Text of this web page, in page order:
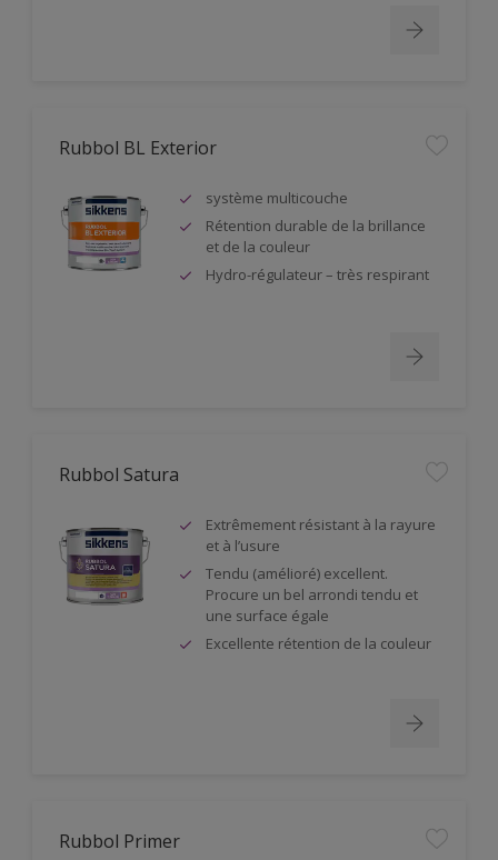
Rubbol BL Exterior
système multicouche
Rétention durable de la brillance
et de la couleur
Hydro-régulateur – très respirant
Rubbol Satura
Extrêmement résistant à la rayure
et à l’usure
Tendu (amélioré) excellent.
Procure un bel arrondi tendu et
une surface égale
Excellente rétention de la couleur
Rubbol Primer